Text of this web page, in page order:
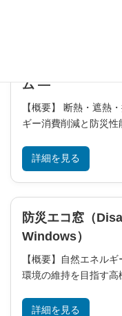
ム ―
【概要】 断熱・遮熱
ギー消費削減と防災性
詳細を見る
防災エコ窓（
Windows）
【概要】自然エネル
環境の維持を目指す高
詳細を見る